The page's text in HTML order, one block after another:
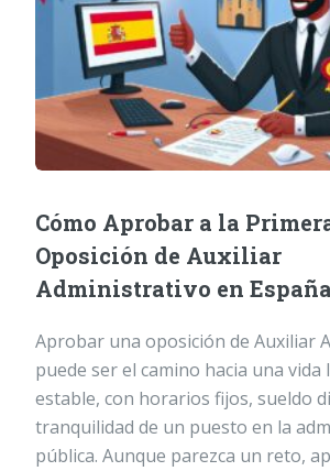
Cómo Aprobar a la
Oposición de Auxiliar
Administrativo en España
Aprobar una oposición de Auxiliar
puede ser el camino hacia una vida
estable, con horarios fijos, sueldo
tranquilidad de un puesto en la
pública. Aunque parezca un reto,